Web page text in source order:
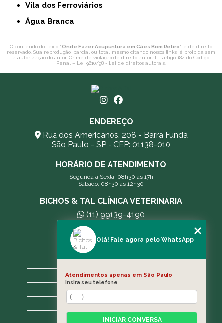
Vila dos Ferroviários
Água Branca
O conteúdo do texto "Onde Fazer Acupuntura em Cães Bom Retiro" é de direito
reservado. Sua reprodução, parcial ou total, mesmo citando nossos links, é proibida sem
a autorização do autor. Crime de violação de direito autoral – artigo 184 do Código
Penal – Lei 9610/98 - Lei de direitos autorais.
ENDEREÇO
Rua dos Americanos, 208 - Barra Funda
São Paulo - SP - CEP: 01138-010
HORÁRIO DE ATENDIMENTO
Segunda a Sexta: 08h30 às 17h
Sábado: 08h30 às 12h30
BICHOS & TAL CLÍNICA VETERINÁRIA
(11) 99139-4190
andreleecitti5@gmail.com
A CLÍNICA
BLOG
CONTATO
CATEGORIAS
Olá! Fale agora pelo WhatsApp
Atendimentos apenas em São Paulo
Insira seu telefone
INICIAR CONVERSA